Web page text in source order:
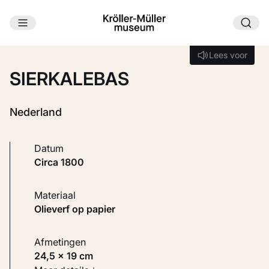
Ga naar hoofdinhoud
Lees voor
Lees voor
SIERKALEBAS
Nederland
Datum
circa 1800
Materiaal
Olieverf op papier
Afmetingen
24,5 × 19 cm